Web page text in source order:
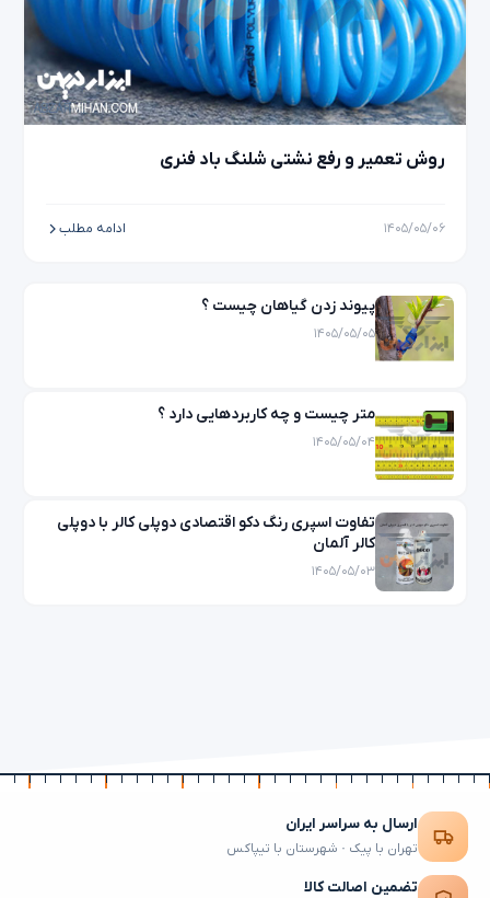
روش تعمیر و رفع نشتی شلنگ باد فنری
۱۴۰۵/۰۵/۰۶ ادامه مطلب
پیوند زدن گیاهان چیست ؟
۱۴۰۵/۰۵/۰۵
متر چیست و چه کاربردهایی دارد ؟
۱۴۰۵/۰۵/۰۴
تفاوت اسپری رنگ دکو اقتصادی دوپلی کالر با دوپلی
کالر آلمان
۱۴۰۵/۰۵/۰۳
ارسال به سراسر ایران
تهران با پیک · شهرستان با تیپاکس
تضمین اصالت کالا